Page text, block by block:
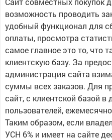
возможность проводить
удобный функционал для
оплаты, просмотра
самое главное это то, что
клиентскую базу. За
администрация сайта
суммы всех заказов. Для
сайт, с клиентской базой
пользователей,
Таким образом, если
УСН 6% и имеет на сайте